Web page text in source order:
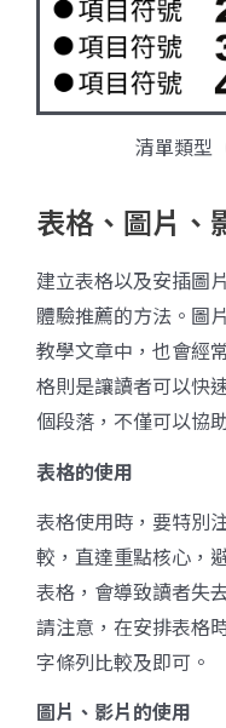
清單類型
表格、圖片、
建立表格以及安插圖
體驗推薦的方法。圖
教學文章中，也會經
格則是讓讀者可以快
個段落，不僅可以協
表格的使用
表格使用時，要特別
較，直達重點核心，
表格，會導致讀者失
請注意，在安排表格
字條列比較及即可。
圖片、影片的使用